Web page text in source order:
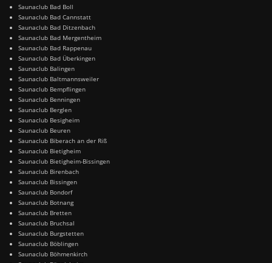
Saunaclub Bad Boll
Saunaclub Bad Cannstatt
Saunaclub Bad Ditzenbach
Saunaclub Bad Mergentheim
Saunaclub Bad Rappenau
Saunaclub Bad Überkingen
Saunaclub Balingen
Saunaclub Baltmannsweiler
Saunaclub Bempflingen
Saunaclub Benningen
Saunaclub Berglen
Saunaclub Besigheim
Saunaclub Beuren
Saunaclub Biberach an der Riß
Saunaclub Bietigheim
Saunaclub Bietigheim-Bissingen
Saunaclub Birenbach
Saunaclub Bissingen
Saunaclub Bondorf
Saunaclub Botnang
Saunaclub Bretten
Saunaclub Bruchsal
Saunaclub Burgstetten
Saunaclub Böblingen
Saunaclub Böhmenkirch